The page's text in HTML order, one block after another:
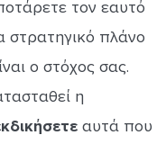
τον εαυτό
στρατηγικό πλάνο
ο στόχος σας.
η
αυτά που